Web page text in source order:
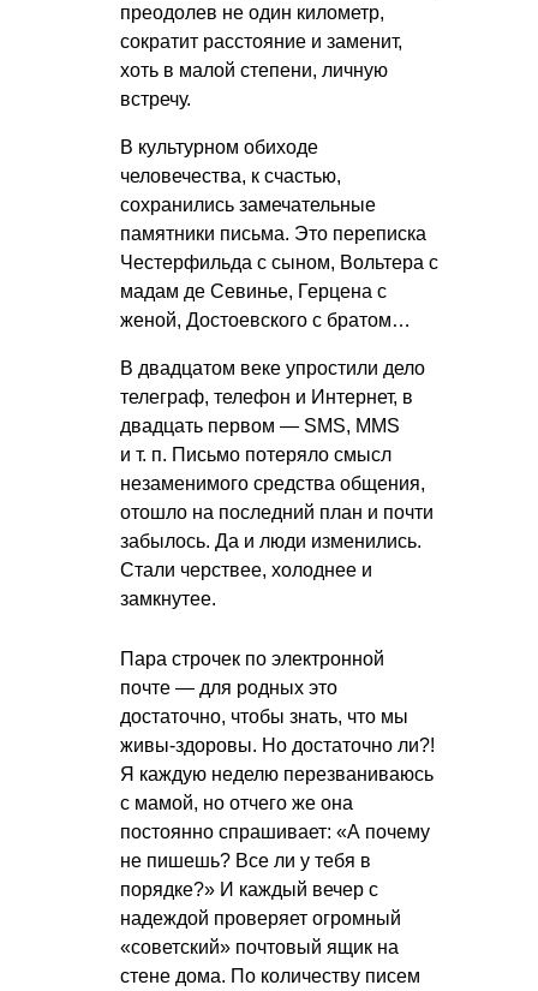
преодолев не один километр,
сократит расстояние и заменит,
хоть в малой степени, личную
встречу.
В культурном обиходе
человечества, к счастью,
сохранились замечательные
памятники письма. Это переписка
Честерфильда с сыном, Вольтера с
мадам де Севинье, Герцена с
женой, Достоевского с братом…
В двадцатом веке упростили дело
телеграф, телефон и Интернет, в
двадцать первом — SMS, MMS
и т. п. Письмо потеряло смысл
незаменимого средства общения,
отошло на последний план и почти
забылось. Да и люди изменились.
Стали черствее, холоднее и
замкнутее.
Пара строчек по электронной
почте — для родных это
достаточно, чтобы знать, что мы
живы-здоровы. Но достаточно ли?!
Я каждую неделю перезваниваюсь
с мамой, но отчего же она
постоянно спрашивает: «А почему
не пишешь? Все ли у тебя в
порядке?» И каждый вечер с
надеждой проверяет огромный
«советский» почтовый ящик на
стене дома. По количеству писем